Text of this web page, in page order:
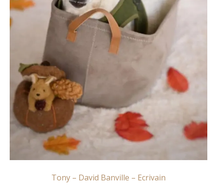
Tony – David Banville – Ecrivain